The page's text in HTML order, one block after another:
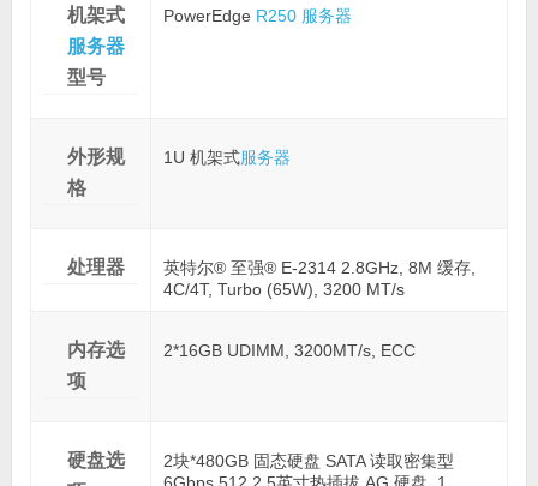
机架式
服务器
型号
PowerEdge R250 服务器
外形规
格
1U 机架式服务器
处理器
英特尔® 至强® E-2314 2.8GHz, 8M 缓存,
4C/4T, Turbo (65W), 3200 MT/s
内存选
项
2*16GB UDIMM, 3200MT/s, ECC
硬盘选
2块*480GB 固态硬盘 SATA 读取密集型
6Gbps 512 2.5英寸热插拔 AG 硬盘, 1